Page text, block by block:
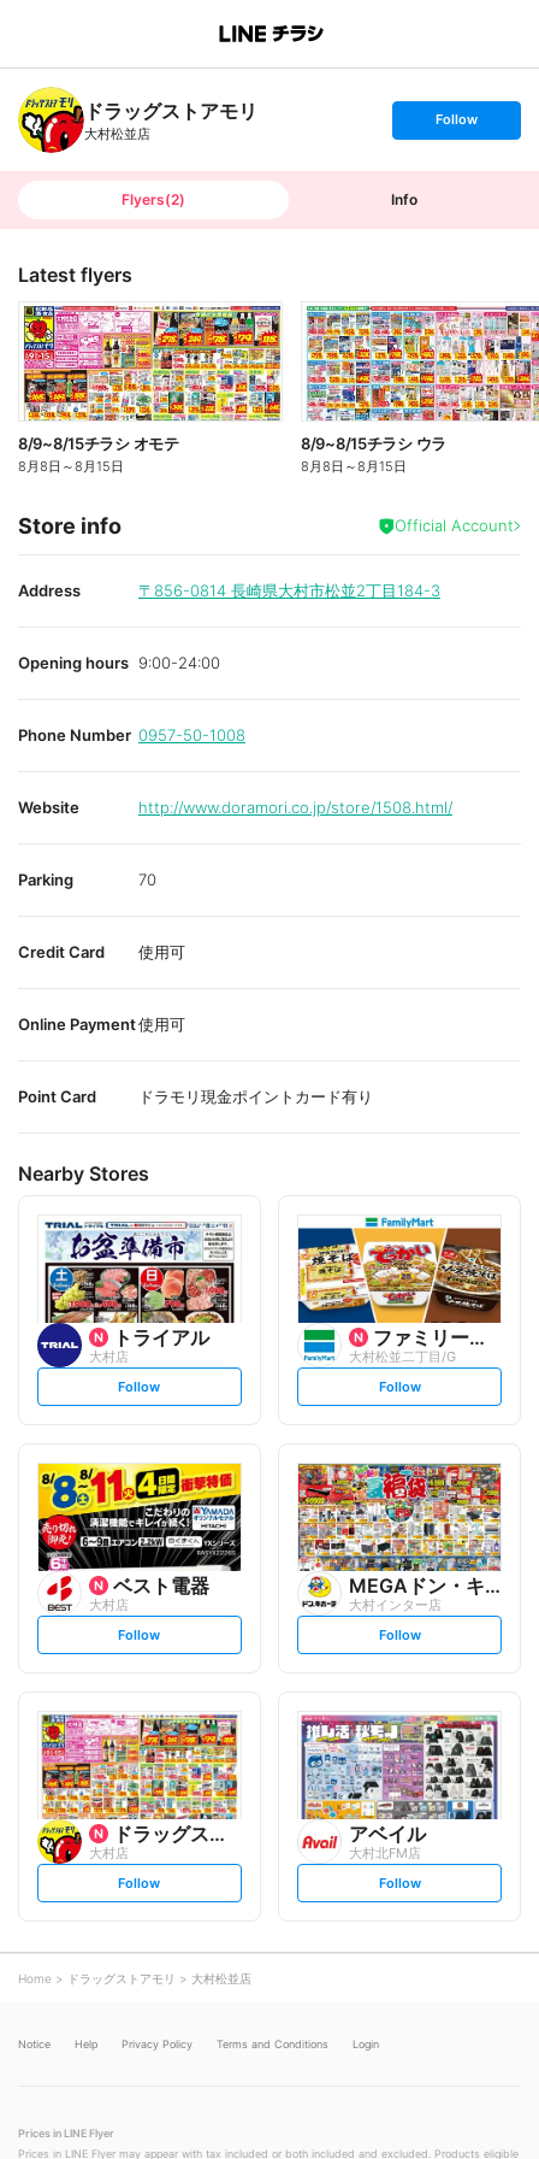
B
n
c
h
T
ドラッグストアモリ
大村松並店
s
t
o
Follow
Flyers(2) Info
Latest flyers
8/9~8/15チラシ オモテ
8月8日 ～8月15日
8/9~8/15チラシ ウラ
8月8日 ～8月15日
Store info Official Account
Address 〒856-0814 長崎県大村市松並2丁目184-3
Opening hours 9:00-24:00
Phone Number 0957-50-1008
Website http://www.doramori.co.jp/store/1508.html/
Parking 70
Credit Card 使用可
Online Payment使用可
Point Card ドラモリ現金ポイントカード有り
Nearby Stores
トライアル
大村店
s
t
l
o
w
Follow
ファミリーマート
大村松並二丁目/G
s
t
l
o
w
Follow
ベスト電器
大村店
s
t
l
o
w
Follow
MEGAドン・キホーテ
大村インター店
s
t
l
o
w
Follow
ドラッグストアモリ
大村店
s
t
o
w
Follow
アベイル
大村北FM店
s
t
Follow
Home ドラッグストアモリ 大村松並店
Notice Help Privacy Policy Terms and Conditions Login
Prices in LINE Flyer
Prices in LINE Flyer may appear with tax included or both included and excluded. Products eligible